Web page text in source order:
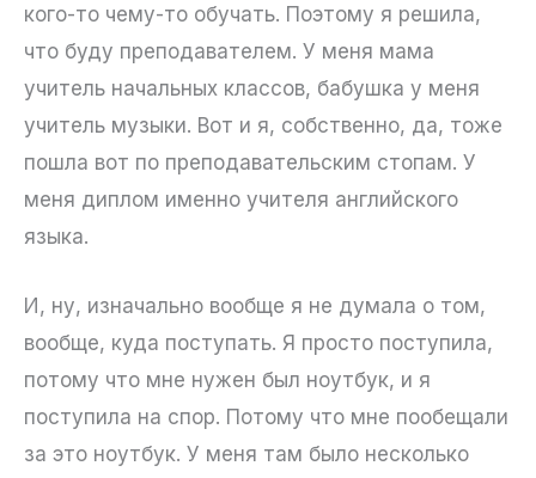
кого-то чему-то обучать. Поэтому я решила,
что буду преподавателем. У меня мама
учитель начальных классов, бабушка у меня
учитель музыки. Вот и я, собственно, да, тоже
пошла вот по преподавательским стопам. У
меня диплом именно учителя английского
языка.
И, ну, изначально вообще я не думала о том,
вообще, куда поступать. Я просто поступила,
потому что мне нужен был ноутбук, и я
поступила на спор. Потому что мне пообещали
за это ноутбук. У меня там было несколько